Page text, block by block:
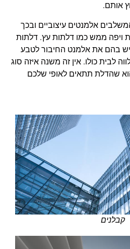
אותם.
אלמנטים עיצוביים ובכך
ויפה ממש כמו דלתות עץ. דלתות
בהם את אלמנט החיבור לטבע
לבית כולו. אין זה משנה איזה סוג
שהדלת תתאים לאופי שלכם
קבלנים